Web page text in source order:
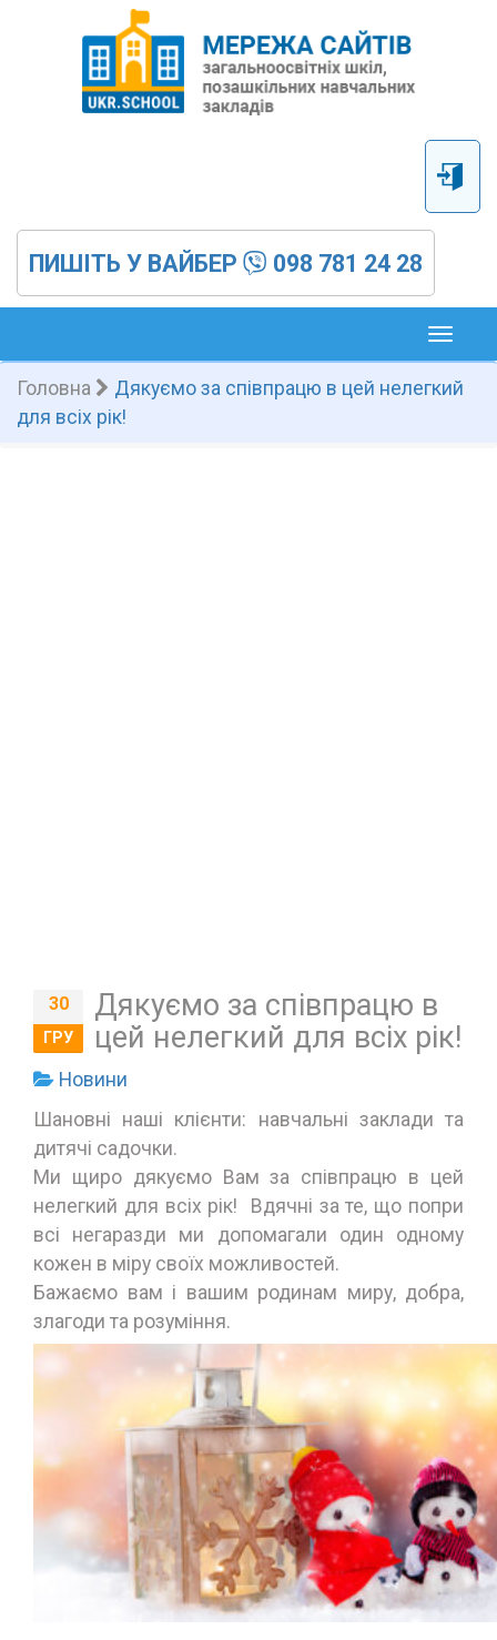
ПИШІТЬ У ВАЙБЕР 098 781 24 28
Toggle
Головна
Дякуємо за співпрацю в цей нелегкий
для всіх рік!
30
ГРУ
Дякуємо за співпрацю в
цей нелегкий для всіх рік!
Новини
Шановні наші клієнти: навчальні заклади та
дитячі садочки.
Ми щиро дякуємо Вам за співпрацю в цей
нелегкий для всіх рік! Вдячні за те, що попри
всі негаразди ми допомагали один одному
кожен в міру своїх можливостей.
Бажаємо вам і вашим родинам миру, добра,
злагоди та розуміння.